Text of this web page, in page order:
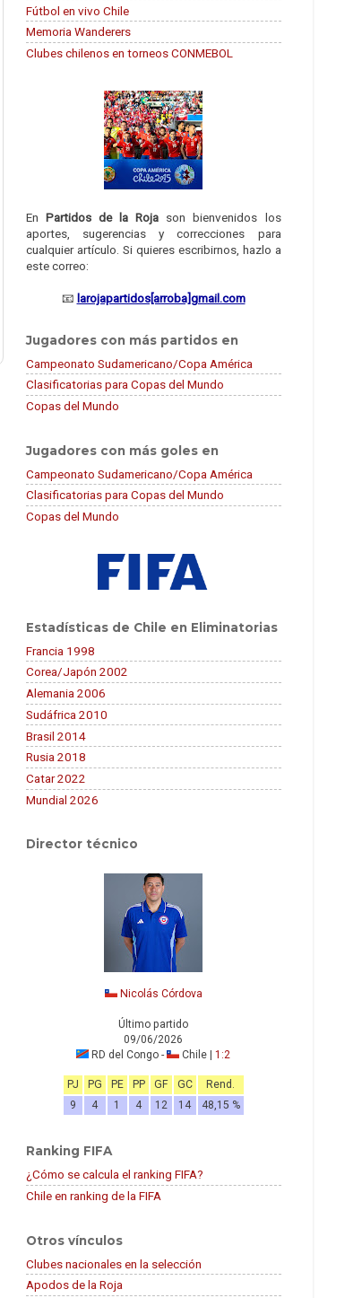
Fútbol en vivo Chile
Memoria Wanderers
Clubes chilenos en torneos CONMEBOL
En Partidos de la Roja son bienvenidos los
aportes, sugerencias y correcciones para
cualquier artículo. Si quieres escribirnos, hazlo a
este correo:
📧 larojapartidos[arroba]gmail.com
Jugadores con más partidos en
Campeonato Sudamericano/Copa América
Clasificatorias para Copas del Mundo
Copas del Mundo
Jugadores con más goles en
Campeonato Sudamericano/Copa América
Clasificatorias para Copas del Mundo
Copas del Mundo
Estadísticas de Chile en Eliminatorias
Francia 1998
Corea/Japón 2002
Alemania 2006
Sudáfrica 2010
Brasil 2014
Rusia 2018
Catar 2022
Mundial 2026
Director técnico
Nicolás Córdova
Último partido
09/06/2026
RD del Congo -
Chile | 1:2
PJ PG PE PP GF GC
Rend.
9
4 1 4 12 14 48,15 %
Ranking FIFA
¿Cómo se calcula el ranking FIFA?
Chile en ranking de la FIFA
Otros vínculos
Clubes nacionales en la selección
Apodos de la Roja